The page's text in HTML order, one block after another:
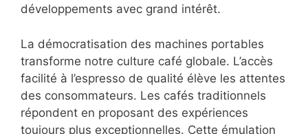
développements avec grand intérêt.
La démocratisation des machines portables
transforme notre culture café globale. L’accès
facilité à l’espresso de qualité élève les attentes
des consommateurs. Les cafés traditionnels
répondent en proposant des expériences
toujours plus exceptionnelles. Cette émulation